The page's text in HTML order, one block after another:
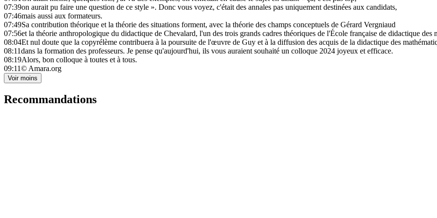
07:39on aurait pu faire une question de ce style ». Donc vous voyez, c'était des annales pas uniquement destinées aux candidats,
07:46mais aussi aux formateurs.
07:49Sa contribution théorique et la théorie des situations forment, avec la théorie des champs conceptuels de Gérard Vergniaud
07:56et la théorie anthropologique du didactique de Chevalard, l'un des trois grands cadres théoriques de l'École française de didactique des
08:04Et nul doute que la copyrélème contribuera à la poursuite de l'œuvre de Guy et à la diffusion des acquis de la didactique des
08:11dans la formation des professeurs. Je pense qu'aujourd'hui, ils vous auraient souhaité un colloque 2024 joyeux et efficace.
08:19Alors, bon colloque à toutes et à tous.
09:11© Amara.org
Voir moins
Recommandations